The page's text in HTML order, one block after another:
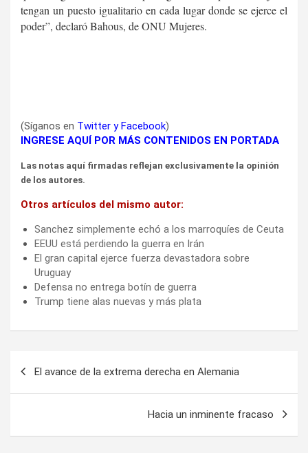
tengan un puesto igualitario en cada lugar donde se ejerce el
poder”, declaró Bahous, de ONU Mujeres.
(Síganos en Twitter yFacebook)
INGRESE AQUÍ POR MÁS CONTENIDOS EN PORTADA
Las notas aquí firmadas reflejan exclusivamente la opinión
de los autores.
Otros artículos del mismo autor:
Sanchez simplemente echó a los marroquíes de Ceuta
EEUU está perdiendo la guerra en Irán
El gran capital ejerce fuerza devastadora sobre
Uruguay
Defensa no entrega botín de guerra
Trump tiene alas nuevas y más plata
El avance de la extrema derecha en Alemania
Hacia un inminente fracaso